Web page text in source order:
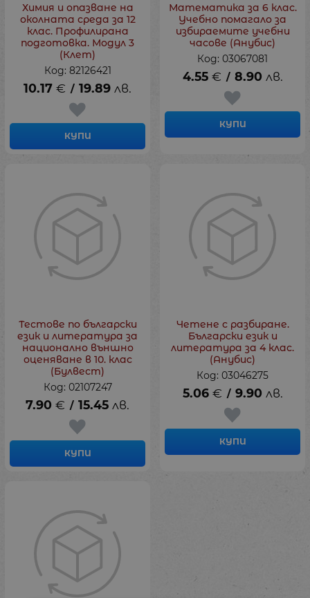
Химия и опазване на
околната среда за 12
клас. Профилирана
подготовка. Модул 3
(Клет)
Код: 82126421
10.17 € / 19.89 лв.
КУПИ
Математика за 6 клас.
Учебно помагало за
избираемите учебни
часове (Анубис)
Код: 03067081
4.55 € / 8.90 лв.
КУПИ
Тестове по български
език и литература за
национално външно
оценяване в 10. клас
(Булвест)
Код: 02107247
7.90 € / 15.45 лв.
КУПИ
Четене с разбиране.
Български език и
литература за 4 клас.
(Анубис)
Код: 03046275
5.06 € / 9.90 лв.
КУПИ